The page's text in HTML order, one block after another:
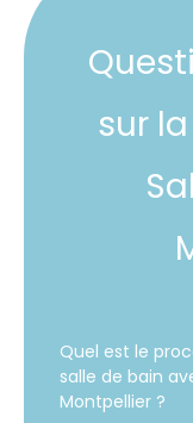
sur
Quel est le
salle de bain
Montpellier ?